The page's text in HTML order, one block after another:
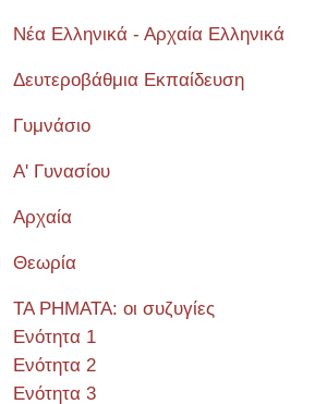
Νέα Ελληνικά - Αρχαία Ελληνικά
Δευτεροβάθμια Εκπαίδευση
Γυμνάσιο
Α' Γυνασίου
Αρχαία
Θεωρία
ΤΑ ΡΗΜΑΤΑ: οι συζυγίες
Ενότητα 1
Ενότητα 2
Ενότητα 3